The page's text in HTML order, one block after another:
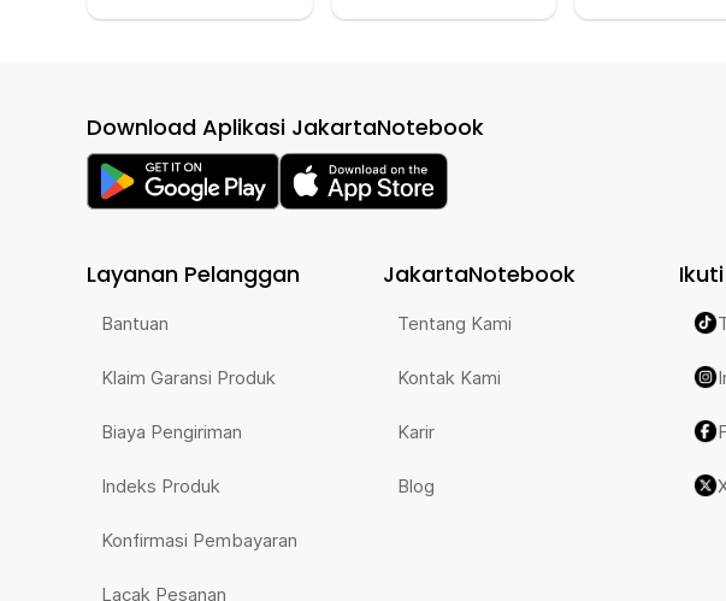
Download Aplikasi JakartaNotebook
Layanan Pelanggan
Bantuan
Klaim Garansi Produk
Biaya Pengiriman
Indeks Produk
Konfirmasi Pembayaran
Lacak Pesanan
JakartaNotebook
Tentang Kami
Kontak Kami
Karir
Blog